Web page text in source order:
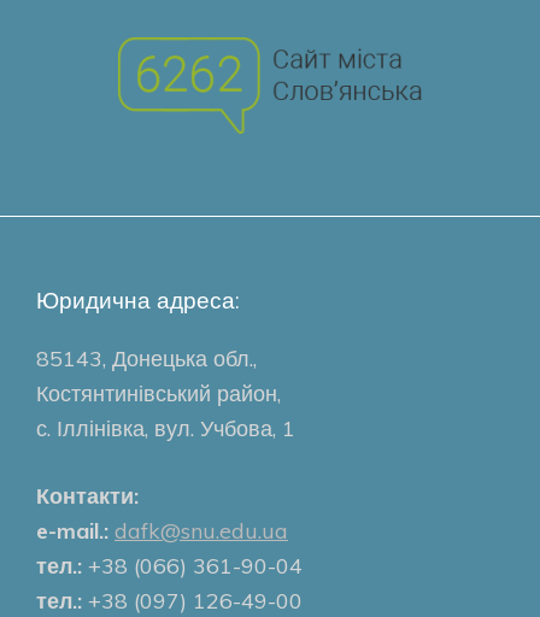
Юридична адреса:
85143, Донецька обл.,
Костянтинівський район,
с. Іллінівка, вул. Учбова, 1
Контакти:
e-mail.: dafk@snu.edu.ua
тел.: +38 (066) 361-90-04
тел.: +38 (097) 126-49-00